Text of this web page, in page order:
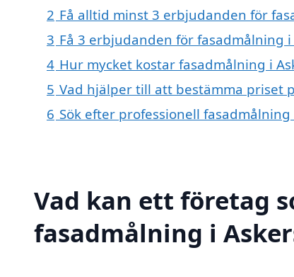
2 Få alltid minst 3 erbjudanden för
3 Få 3 erbjudanden för fasadmålning
4 Hur mycket kostar fasadmålning i
5 Vad hjälper till att bestämma priset
6 Sök efter professionell
Vad kan ett företag
fasadmålning i